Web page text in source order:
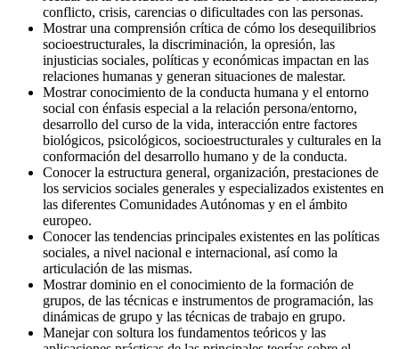
conflicto, crisis, carencias o dificultades con las personas.
Mostrar una comprensión crítica de cómo los desequilibrios
socioestructurales, la discriminación, la opresión, las
injusticias sociales, políticas y económicas impactan en las
relaciones humanas y generan situaciones de malestar.
Mostrar conocimiento de la conducta humana y el entorno
social con énfasis especial a la relación persona/entorno,
desarrollo del curso de la vida, interacción entre factores
biológicos, psicológicos, socioestructurales y culturales en la
conformación del desarrollo humano y de la conducta.
Conocer la estructura general, organización, prestaciones de
los servicios sociales generales y especializados existentes en
las diferentes Comunidades Autónomas y en el ámbito
europeo.
Conocer las tendencias principales existentes en las políticas
sociales, a nivel nacional e internacional, así como la
articulación de las mismas.
Mostrar dominio en el conocimiento de la formación de
grupos, de las técnicas e instrumentos de programación, las
dinámicas de grupo y las técnicas de trabajo en grupo.
Manejar con soltura los fundamentos teóricos y las